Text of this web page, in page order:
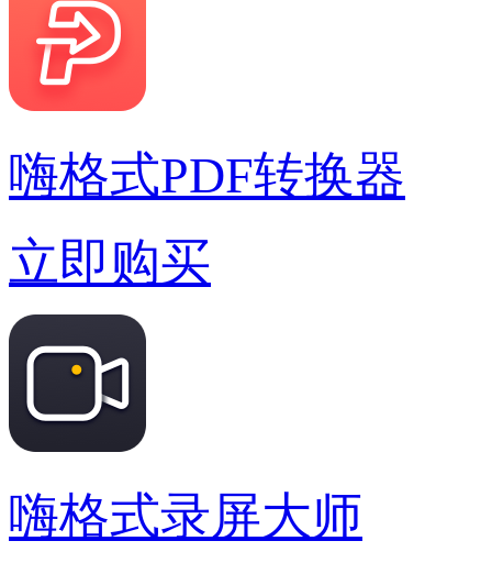
嗨格式PDF转换器
立即购买
嗨格式录屏大师